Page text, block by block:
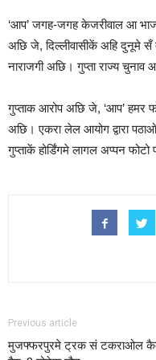
‘आप’ जगह-जगह केजरीवाल आ
अछि जे, दिल्लीवासीकें अहि दुनूमे
नाराजगी अछि। गुप्ता राज्य
गुप्ताक आरोप अछि जे, ‘आप’
अछि। एकरा लेल आयोग द्वारा
गुप्ताकें होर्डिंगमे लागल अप्पन
Previous article
मुजफ्फरपुरमे ट्रक सं टकराओल